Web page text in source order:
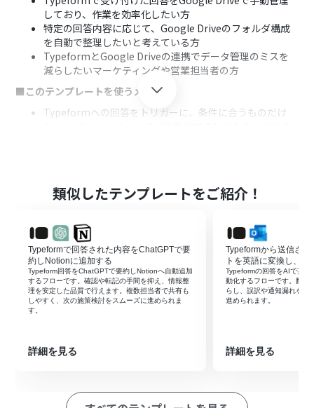
しており、作業を効率化したい方
特定の回答内容に応じて、Google Driveのフォルダ構成
を自動で整理したいと考えている方
TypeformとGoogle Driveの連携でデータ管理のミスを
減らしたいマーケティングや営業担当者の方
■このテンプレートを使うメリット
Typeformへの回答をトリガーに、条件に合うものだけ
■フローボットの流れ
はじめに、TypeformとGoogle DriveをYoomと連携しま
す。
次に、トリガーでTypeformを選択し、「フォームが送信
されたら」というアクションを設定します。
次に、オペレーションで分岐機能を設定し、特定の回答
内容を条件に処理を分岐させます。
最後に、条件に合致した場合のオペレーションとして、
※「トリガー」：フロー起動のきっかけとなるアクション、「オ
類似したテンプレートをご紹介！
Typeformで回答された内容をChatGPTで要
約しNotionに追加する
Typeform回答をChatGPTで要約しNotionへ自動追加
するフローです。確認や転記の手間を抑え、情報整
理を安定した品質で行えます。複数担当者で共有も
しやすく、次の施策検討をスムーズに進められま
す。
詳細を見る
Typeformから送信さ
トを英語に変換し、
Typeformの回答をAIで英
動化するフローです。翻訳
らし、誤訳や通知漏れを防
進められます。
詳細を見る